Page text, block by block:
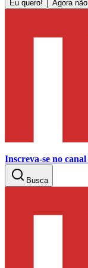
Eu quero! Agora não
Inscreva-se no canal
Busca